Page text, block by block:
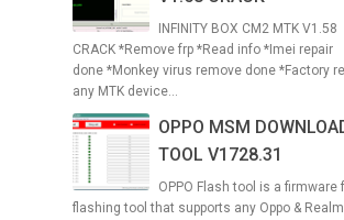
INFINITY BOX CM2 MTK V1.58
CRACK *Remove frp *Read info *Imei repair
done *Monkey virus remove done *Factory
any MTK device...
OPPO MSM
TOOL V1728.31
OPPO Flash tool is a firmware
flashing tool that supports any Oppo &